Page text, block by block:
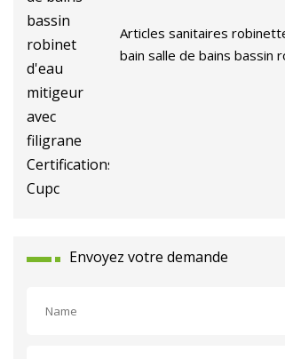
Articles sanitaires
bain salle de bains bassin
Envoyez votre demande